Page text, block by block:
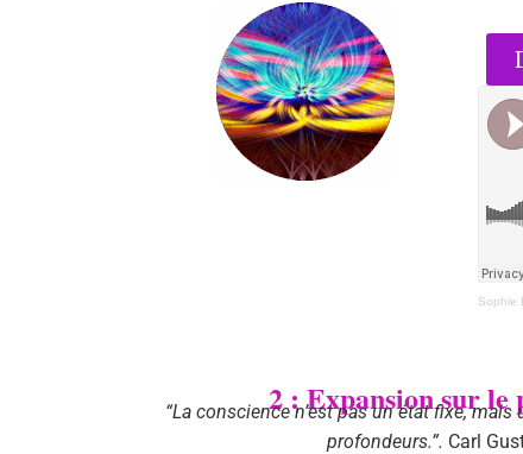
Sophie
2 : Expansion sur le
“La conscience n’est pas un état fixe,
profondeurs.”. Carl